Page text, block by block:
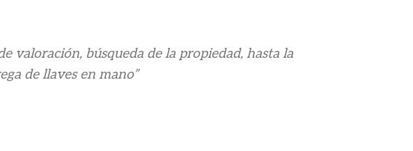
valoración, búsqueda de la propiedad, hasta la
de llaves en mano”